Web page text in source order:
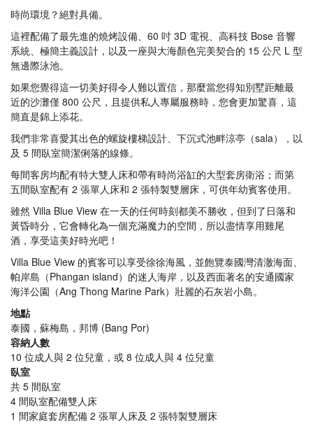
時尚環境？絕對具備。
這裡配備了最先進的燒烤設備、60 吋 3D 電視、高科技 Bose 音響
系統、極簡主義設計，以及一座與大海顏色完美契合的 15 公尺 L 型
無邊際泳池。
如果您覺得這一切美好得令人難以置信，那麼當您得知別墅距離最
近的沙灘僅 800 公尺，且提供私人專屬服務時，您會更加驚喜，這
簡直是錦上添花。
我們非常喜愛其出色的螺旋樓梯設計、下沉式池畔涼亭（sala），以
及 5 間臥室簡潔俐落的線條。
每間客房均配有特大雙人床和帶有時尚浴缸的大型套房衛浴；而第
五間臥室配有 2 張單人床和 2 張特製雙層床，可供年幼賓客使用。
雖然 Villa Blue View 在一天的任何時刻都美不勝收，但到了日落和
黃昏時分，它會轉化為一個充滿魔力的空間，所以盡情享用雞尾
酒，享受這美好時光吧！
Villa Blue View 的賓客可以享受徐徐海風，並飽覽泰國灣清澈海面、
帕岸島（Phangan island）的迷人海岸，以及西面著名的安通國家
海洋公園（Ang Thong Marine Park）壯麗的石灰岩小島。
地點
泰國，蘇梅島，邦博 (Bang Por)
容納人數
10 位成人與 2 位兒童，或 8 位成人與 4 位兒童
臥室
共 5 間臥室
4 間臥室配備雙人床
1 間家庭套房配備 2 張單人床及 2 張特製雙層床